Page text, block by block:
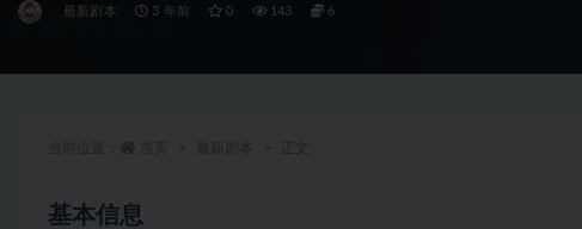
最新剧本 3 年前 0 143 6
基本信息